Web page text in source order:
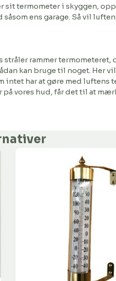
termometer i skyggen,
ens garage. Så vil
rammer termometeret,
kan bruge til noget. Her
har at gøre med luftens
vores hud, får det til at